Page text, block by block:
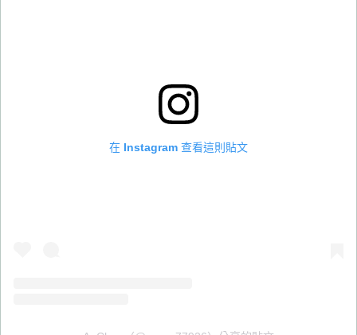
在 Instagram 查看這則貼文